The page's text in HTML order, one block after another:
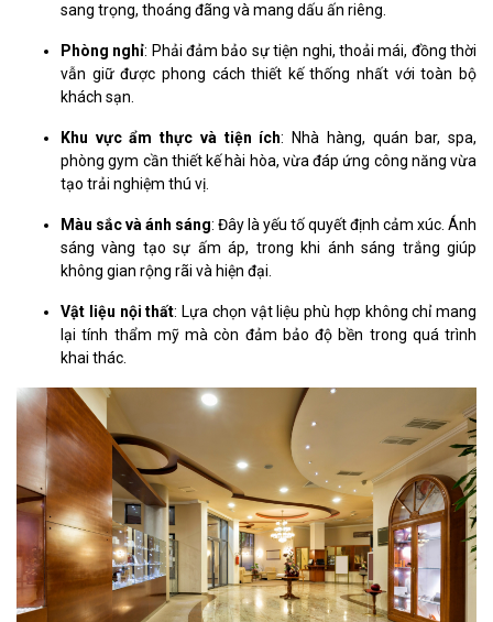
sang trọng, thoáng đãng và mang dấu ấn riêng.
Phòng nghỉ: Phải đảm bảo sự tiện nghi, thoải mái, đồng thời
vẫn giữ được phong cách thiết kế thống nhất với toàn bộ
khách sạn.
Khu vực ẩm thực và tiện ích: Nhà hàng, quán bar, spa,
phòng gym cần thiết kế hài hòa, vừa đáp ứng công năng vừa
tạo trải nghiệm thú vị.
Màu sắc và ánh sáng: Đây là yếu tố quyết định cảm xúc. Ánh
sáng vàng tạo sự ấm áp, trong khi ánh sáng trắng giúp
không gian rộng rãi và hiện đại.
Vật liệu nội thất: Lựa chọn vật liệu phù hợp không chỉ mang
lại tính thẩm mỹ mà còn đảm bảo độ bền trong quá trình
khai thác.